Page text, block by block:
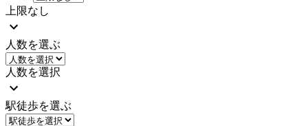
上限なし
人数を選ぶ
人数を選択
駅徒歩を選ぶ